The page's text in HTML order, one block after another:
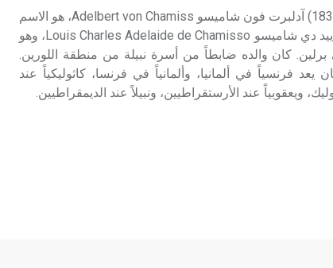
شاميسو (آدلبرت فون ـ) (1781ـ 1838) آدلبرت فون شاميسو Adelbert von Chamiss، هو الاسم
المستعار للشاعر لويس شارل أدِلاييد دي شاميسو Louis Charles Adelaide de Chamisso، وهو
كان والده ضابطاً من أسرة نبيلة من منطقة اللورين.
آدلبرت عام 1804، وكان يعد فرنسياً في ألمانيا، وألمانياً في فرنسا، كاثوليكياً عند
ويعقوبياً عند الأرستقراطيين، ونبيلاً عند الديمقراطيين.